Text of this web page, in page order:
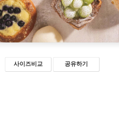
사이즈비교 공유하기